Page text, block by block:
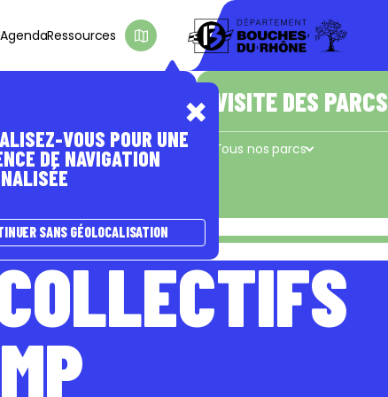
À ÊTRE ACCOMPAGNÉ(E)
Les coups de pouce du Département
Concors - Taulisson
VISITE DES PARCS
Tous nos parcs
AgendaRessources
VOUS POUR UNE
DE NAVIGATION
SANS GÉOLOCALISATION